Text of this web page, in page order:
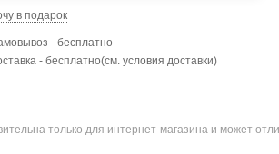
в подарок
- бесплатно
- бесплатно(см. условия доставки)
только для интернет-магазина и может